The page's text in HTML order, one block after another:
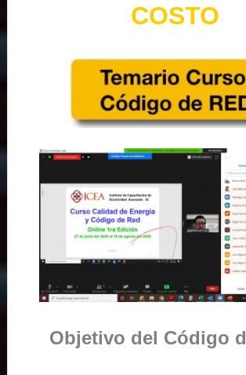
COSTO
Objetivo del Código